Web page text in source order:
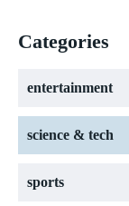
Categories
entertainment
science & tech
sports